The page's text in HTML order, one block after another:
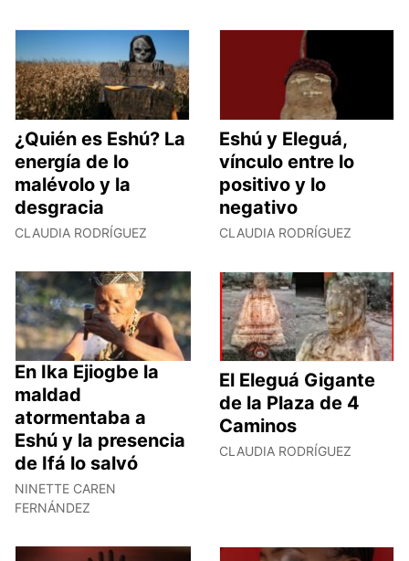
¿Quién es Eshú? La
energía de lo
malévolo y la
desgracia
CLAUDIA RODRÍGUEZ
Eshú y Eleguá,
vínculo entre lo
positivo y lo
negativo
CLAUDIA RODRÍGUEZ
En Ika Ejiogbe la
maldad
atormentaba a
Eshú y la presencia
de Ifá lo salvó
NINETTE CAREN
FERNÁNDEZ
El Eleguá Gigante
de la Plaza de 4
Caminos
CLAUDIA RODRÍGUEZ